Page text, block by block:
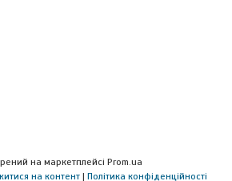
на маркетплейсі Prom.ua
на контент | Політика конфіденційності